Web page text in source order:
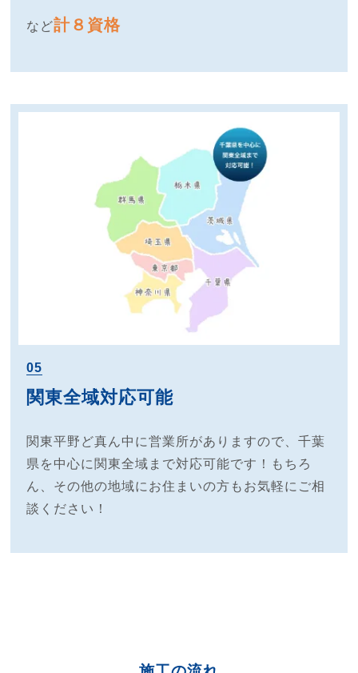
など計８資格
05
関東全域対応可能
関東平野ど真ん中に営業所がありますので、千葉
県を中心に関東全域まで対応可能です！もちろ
ん、その他の地域にお住まいの方もお気軽にご相
談ください！